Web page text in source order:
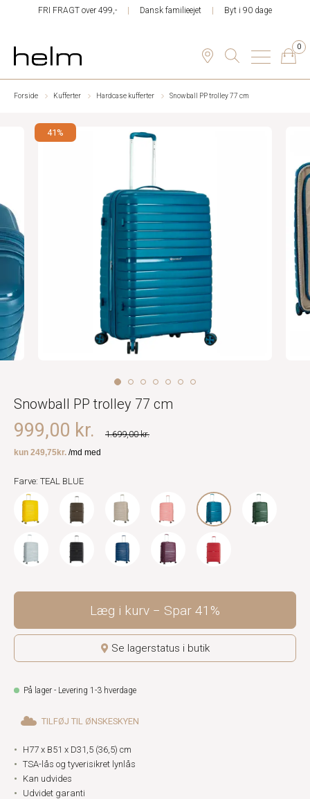
FRI FRAGT over 499,- Dansk familieejet Byt i 90 dage
0
Forside Kufferter Hardcase kufferter Snowball PP trolley 77 cm
41%
Snowball PP trolley 77 cm
1.699,00 kr.
999,00 kr.
Farve: TEAL BLUE
Læg i kurv Spar 41%
Se lagerstatus i butik
På lager - Levering 1-3 hverdage
TILFØJ TIL ØNSKESKYEN
H77 x B51 x D31,5 (36,5) cm
TSA-lås og tyverisikret lynlås
Kan udvides
Udvidet garanti